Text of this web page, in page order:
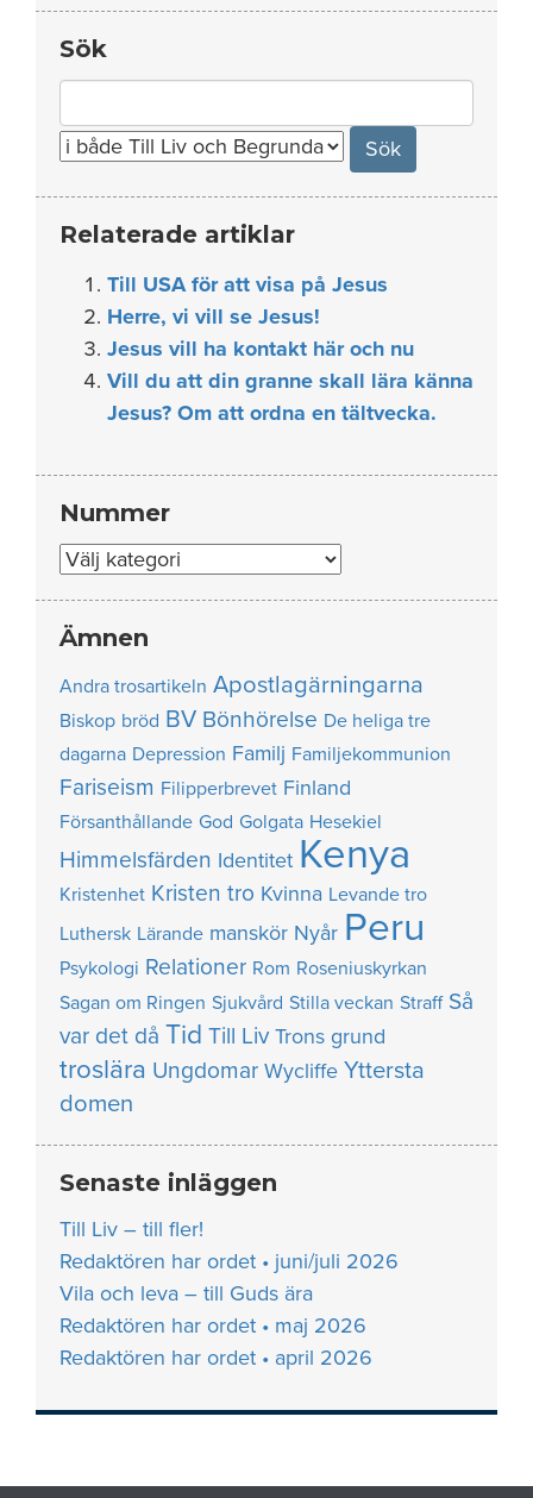
Sök
for:
Relaterade artiklar
Till USA för att visa på Jesus
Herre, vi vill se Jesus!
Jesus vill ha kontakt här och nu
Vill du att din granne skall lära känna
Jesus? Om att ordna en tältvecka.
Nummer
Nummer
Ämnen
Andra trosartikeln Apostlagärningarna
Biskop bröd BV Bönhörelse De heliga tre
dagarna Depression Familj Familjekommunion
Fariseism Filipperbrevet Finland
Försanthållande God Golgata Hesekiel
Himmelsfärden Identitet Kenya
Kristenhet Kristen tro Kvinna Levande tro
Luthersk Lärande manskör Nyår Peru
Psykologi Relationer Rom Roseniuskyrkan
Sagan om Ringen Sjukvård Stilla veckan Straff Så
var det då Tid Till Liv Trons grund
troslära Ungdomar Wycliffe Yttersta
domen
Senaste inläggen
Till Liv – till fler!
Redaktören har ordet • juni/juli 2026
Vila och leva – till Guds ära
Redaktören har ordet • maj 2026
Redaktören har ordet • april 2026